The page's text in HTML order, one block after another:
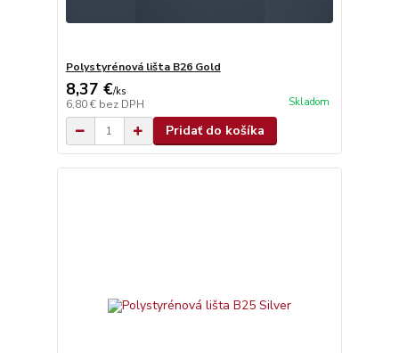
Polystyrénová lišta B26 Gold
8,37 €/ks
6,80 € bez DPH Skladom
Pridať do košíka